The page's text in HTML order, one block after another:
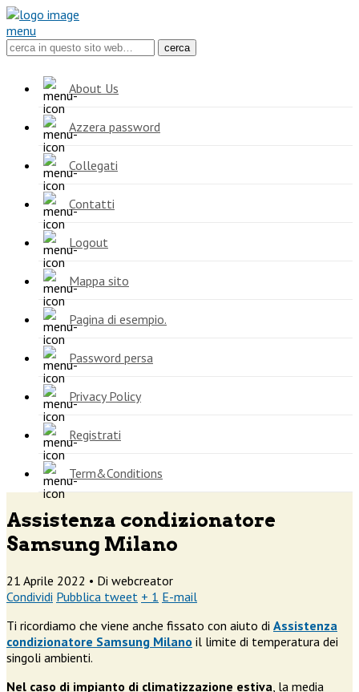
menu
About Us
Azzera password
Collegati
Contatti
Logout
Mappa sito
Pagina di esempio.
Password persa
Privacy Policy
Registrati
Term&Conditions
Assistenza condizionatore
Samsung Milano
21 Aprile 2022 • Di webcreator
Condividi Pubblica tweet + 1 E-mail
Ti ricordiamo che viene anche fissato con aiuto di Assistenza
condizionatore Samsung Milano il limite di temperatura dei
singoli ambienti.
Nel caso di impianto di climatizzazione estiva , la media